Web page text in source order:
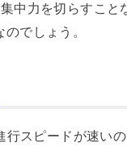
中力を切らすこ
でしょう。
スピードが速い